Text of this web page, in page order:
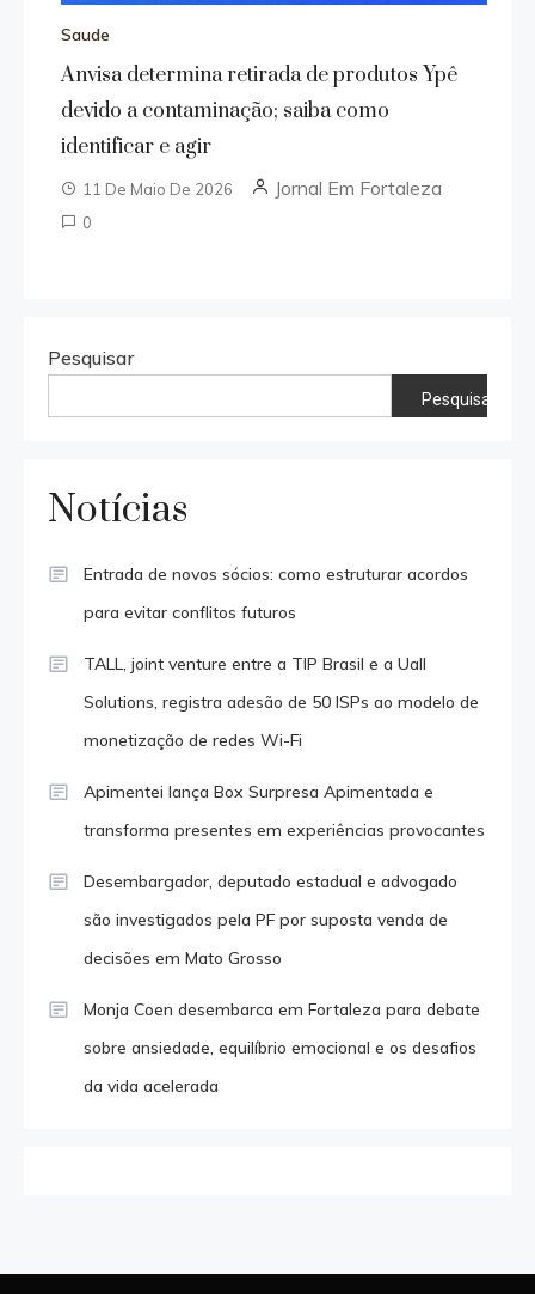
Saude
Anvisa determina retirada de produtos Ypê
devido a contaminação; saiba como
identificar e agir
11 De Maio De 2026 Jornal Em Fortaleza
0
Pesquisar
Pesquisar
Notícias
Entrada de novos sócios: como estruturar acordos
para evitar conflitos futuros
TALL, joint venture entre a TIP Brasil e a Uall
Solutions, registra adesão de 50 ISPs ao modelo de
monetização de redes Wi-Fi
Apimentei lança Box Surpresa Apimentada e
transforma presentes em experiências provocantes
Desembargador, deputado estadual e advogado
são investigados pela PF por suposta venda de
decisões em Mato Grosso
Monja Coen desembarca em Fortaleza para debate
sobre ansiedade, equilíbrio emocional e os desafios
da vida acelerada